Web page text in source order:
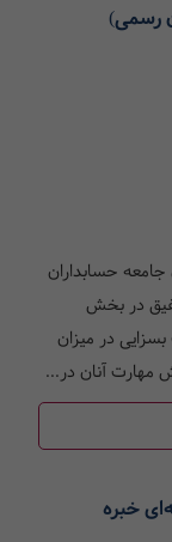
رسمی)
جامعه حسابداران
در بخش
در میزان
مهارت آنان در...
خبره